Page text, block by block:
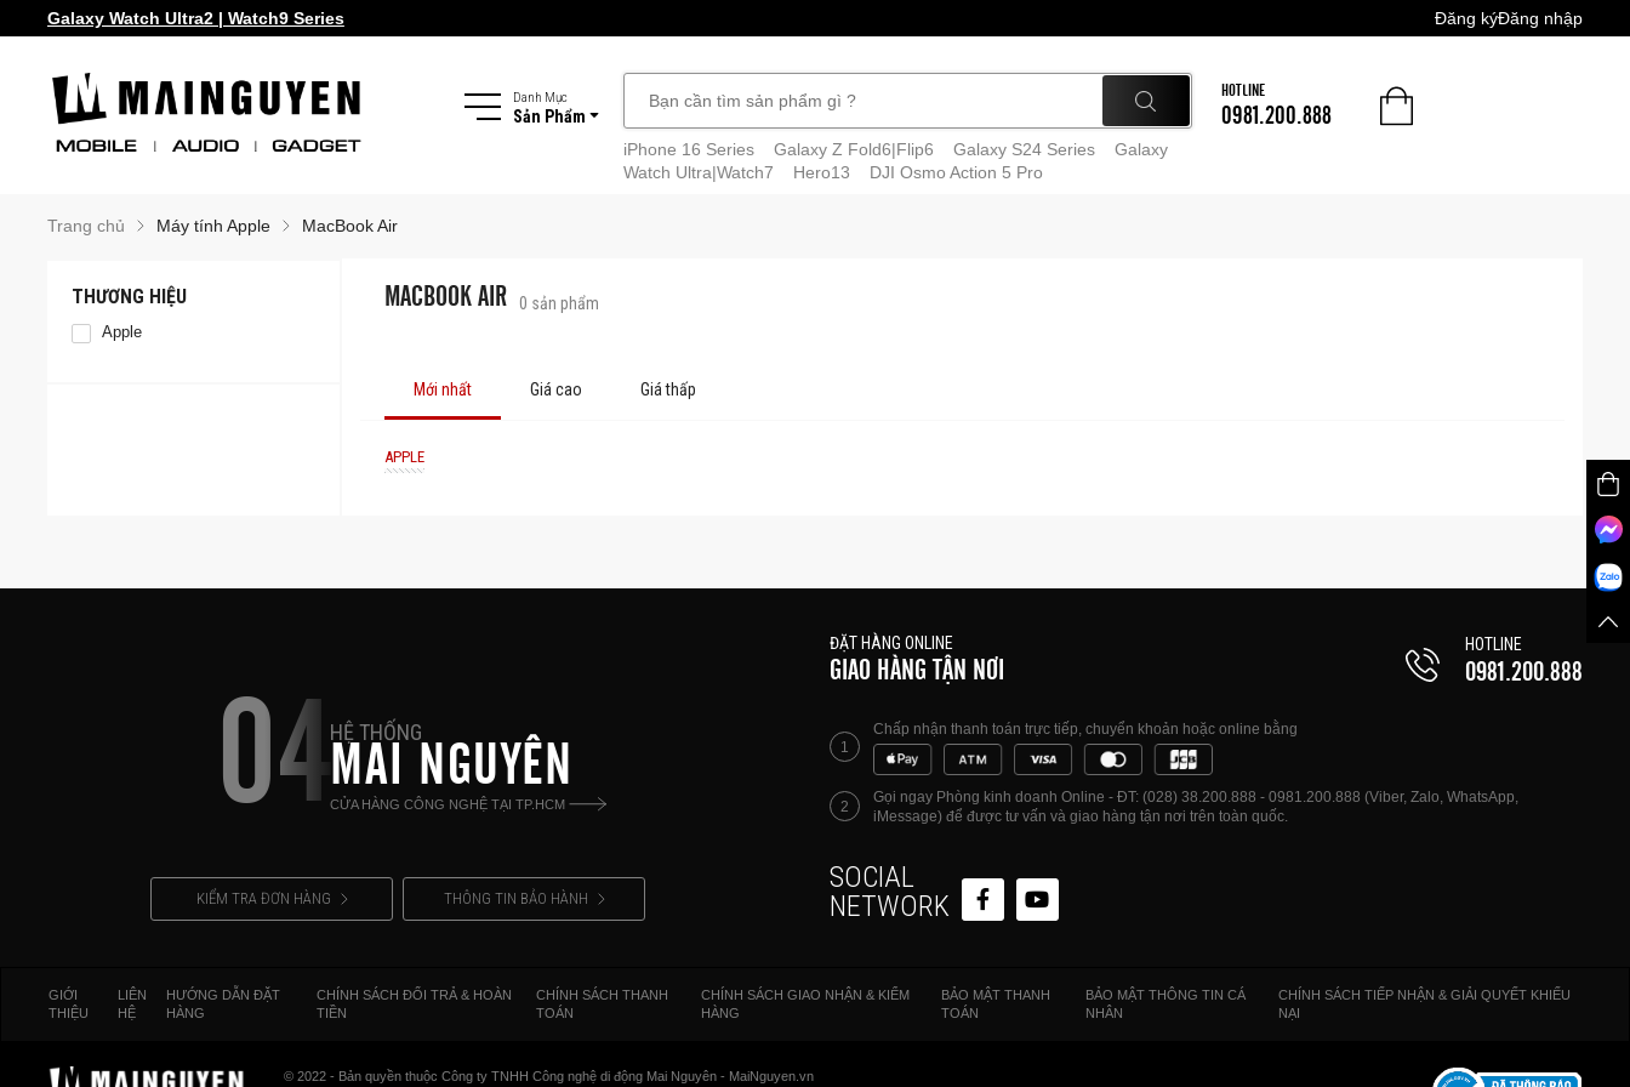
Galaxy Watch Ultra2 | Watch9 Series Đăng kýĐăng nhập
Danh Mục
Sản Phẩm
iPhone 16 Series
Galaxy Z Fold6|Flip6 Galaxy S24 Series
Galaxy
Watch Ultra|Watch7
Hero13 DJI Osmo Action 5 Pro
HOTLINE
0981.200.888
Trang chủ Máy tính Apple MacBook Air
THƯƠNG HIỆU
Apple
MACBOOK AIR 0 sản phẩm
Mới nhất Giá cao Giá thấp
APPLE
04HỆ THỐNG
MAI NGUYÊN
CỬA HÀNG CÔNG NGHỆ TẠI TP.HCM
KIỂM TRA ĐƠN HÀNG THÔNG TIN BẢO HÀNH
ĐẶT HÀNG ONLINE
GIAO HÀNG TẬN NƠI
HOTLINE
0981.200.888
1
Chấp nhận thanh toán trực tiếp, chuyển khoản hoặc online bằng
2
Gọi ngay Phòng kinh doanh Online - ĐT: (028) 38.200.888 - 0981.200.888 (Viber, Zalo, WhatsApp,
iMessage) để được tư vấn và giao hàng tận nơi trên toàn quốc.
SOCIAL
NETWORK
GIỚI
THIỆU
LIÊN
HỆ
HƯỚNG DẪN ĐẶT
HÀNG
CHÍNH SÁCH ĐỔI TRẢ & HOÀN
TIỀN
CHÍNH SÁCH THANH
TOÁN
CHÍNH SÁCH GIAO NHẬN & KIỂM
HÀNG
BẢO MẬT THANH
TOÁN
BẢO MẬT THÔNG TIN CÁ
NHÂN
CHÍNH SÁCH TIẾP NHẬN & GIẢI QUYẾT KHIẾU
NẠI
© 2022 - Bản quyền thuộc Công ty TNHH Công nghệ di động Mai Nguyên - MaiNguyen.vn